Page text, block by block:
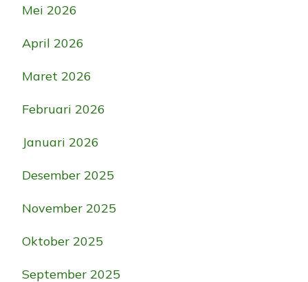
Mei 2026
April 2026
Maret 2026
Februari 2026
Januari 2026
Desember 2025
November 2025
Oktober 2025
September 2025